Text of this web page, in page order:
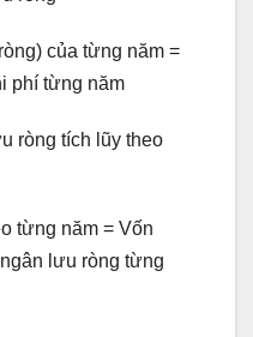
của từng năm =
phí từng năm
ròng tích lũy theo
từng năm = Vốn
lưu ròng từng